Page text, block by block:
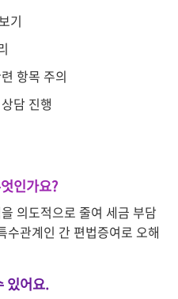
기
항목 주의
담 진행
인가요?
의도적으로 줄여 세금 부담
수관계인 간 편법증여로 오해
있어요.